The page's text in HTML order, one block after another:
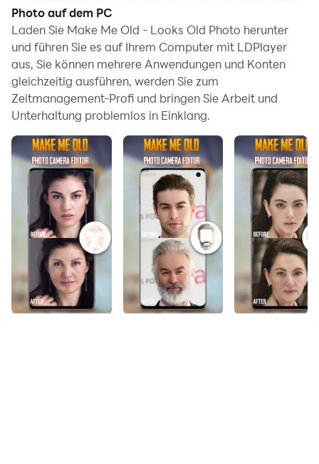
Photo auf dem PC
Laden Sie Make Me Old - Looks Old Photo herunter
und führen Sie es auf Ihrem Computer mit LDPlayer
aus, Sie können mehrere Anwendungen und Konten
gleichzeitig ausführen, werden Sie zum
Zeitmanagement-Profi und bringen Sie Arbeit und
Unterhaltung problemlos in Einklang.